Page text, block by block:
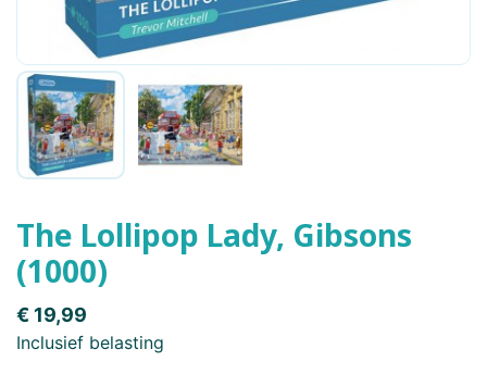
The Lollipop Lady, Gibsons
(1000)
€ 19,99
Inclusief belasting